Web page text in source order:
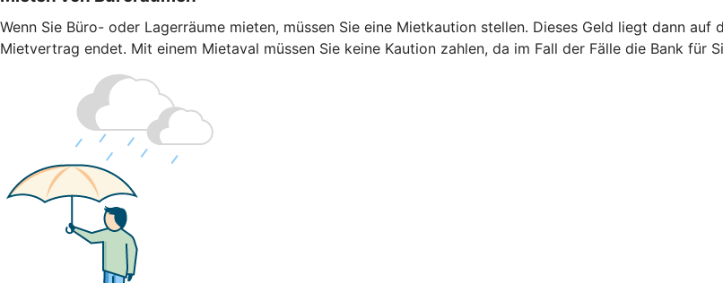
Wenn Sie Büro- oder Lagerräume mieten, müssen Sie eine Mietkaution stellen. Dieses Geld liegt dann
Mietvertrag endet. Mit einem Mietaval müssen Sie keine Kaution zahlen, da im Fall der Fälle die Bank für